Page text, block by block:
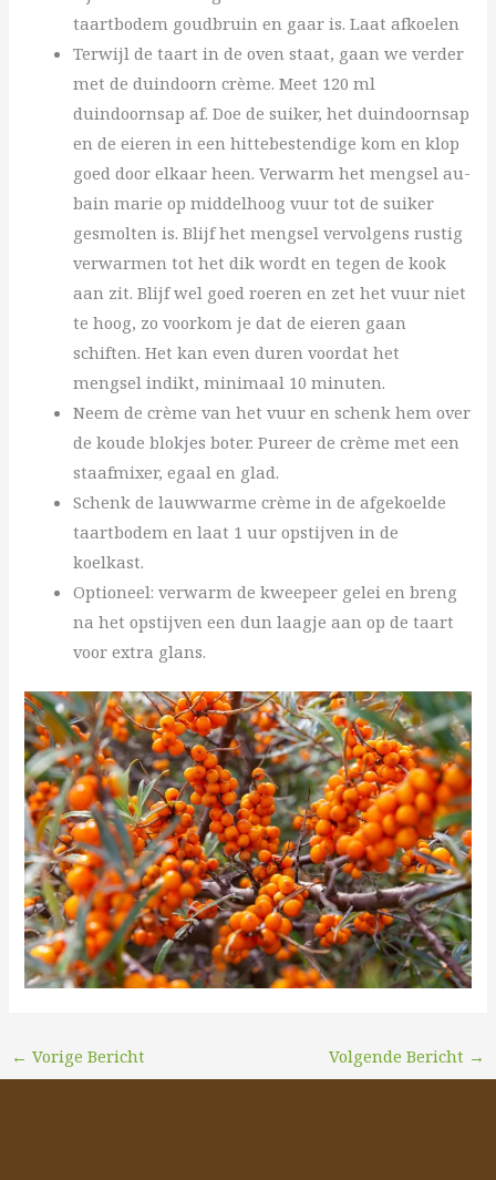
taartbodem goudbruin en gaar is. Laat afkoelen
Terwijl de taart in de oven staat, gaan we verder
met de duindoorn crème. Meet 120 ml
duindoornsap af. Doe de suiker, het duindoornsap
en de eieren in een hittebestendige kom en klop
goed door elkaar heen. Verwarm het mengsel au-
bain marie op middelhoog vuur tot de suiker
gesmolten is. Blijf het mengsel vervolgens rustig
verwarmen tot het dik wordt en tegen de kook
aan zit. Blijf wel goed roeren en zet het vuur niet
te hoog, zo voorkom je dat de eieren gaan
schiften. Het kan even duren voordat het
mengsel indikt, minimaal 10 minuten.
Neem de crème van het vuur en schenk hem over
de koude blokjes boter. Pureer de crème met een
staafmixer, egaal en glad.
Schenk de lauwwarme crème in de afgekoelde
taartbodem en laat 1 uur opstijven in de
koelkast.
Optioneel: verwarm de kweepeer gelei en breng
na het opstijven een dun laagje aan op de taart
voor extra glans.
← Vorige Bericht Volgende Bericht →